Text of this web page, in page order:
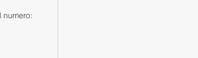
numero: